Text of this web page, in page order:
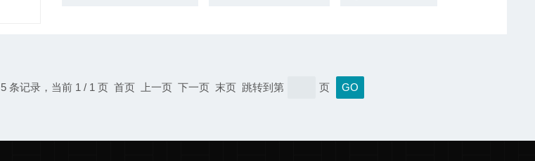
条记录，当前 1 / 1 页 首页 上一页 下一页 末页 跳转到第 页